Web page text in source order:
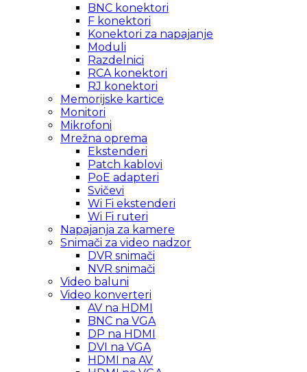
BNC konektori
F konektori
Konektori za napajanje
Moduli
Razdelnici
RCA konektori
RJ konektori
Memorijske kartice
Monitori
Mikrofoni
Mrežna oprema
Ekstenderi
Patch kablovi
PoE adapteri
Svičevi
Wi Fi ekstenderi
Wi Fi ruteri
Napajanja za kamere
Snimači za video nadzor
DVR snimači
NVR snimači
Video baluni
Video konverteri
AV na HDMI
BNC na VGA
DP na HDMI
DVI na VGA
HDMI na AV